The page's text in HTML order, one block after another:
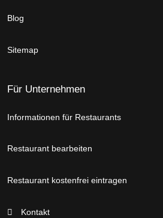
Blog
Sitemap
Für Unternehmen
Informationen für Restaurants
Restaurant bearbeiten
Restaurant kostenfrei eintragen
Kontakt